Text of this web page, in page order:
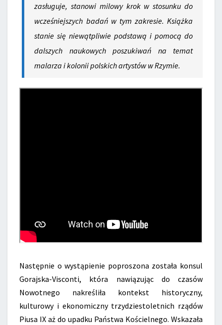
zasługuje, stanowi milowy krok w stosunku do
wcześniejszych badań w tym zakresie. Książka
stanie się niewątpliwie podstawą i pomocą do
dalszych naukowych poszukiwań na temat
malarza i kolonii polskich artystów w Rzymie.
Następnie o wystąpienie poproszona została konsul
Gorajska-Visconti, która nawiązując do czasów
Nowotnego nakreśliła kontekst historyczny,
kulturowy i ekonomiczny trzydziestoletnich rządów
Piusa IX aż do upadku Państwa Kościelnego. Wskazała